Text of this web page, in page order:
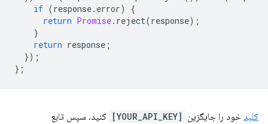
if (response. error)
{
return Promise. reject(response);
}
return response ;
});
};
کلید خود را جایگزین [YOUR_API_KEY] کنید. سپس تابع